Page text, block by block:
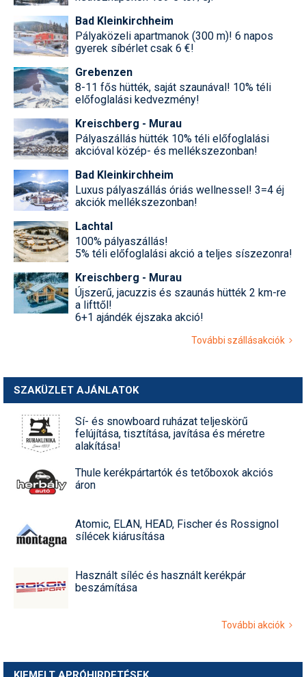
Bad Kleinkirchheim
Pályaközeli apartmanok (300 m)! 6 napos
gyerek síbérlet csak 6 €!
Grebenzen
8-11 fős hütték, saját szaunával! 10% téli
előfoglalási kedvezmény!
Kreischberg - Murau
Pályaszállás hütték 10% téli előfoglalási
akcióval közép- és mellékszezonban!
Bad Kleinkirchheim
Luxus pályaszállás óriás wellnessel! 3=4 éj
akciók mellékszezonban!
Lachtal
100% pályaszállás!
5% téli előfoglalási akció a teljes síszezonra!
Kreischberg - Murau
Újszerű, jacuzzis és szaunás hütték 2 km-re
a lifttől!
6+1 ajándék éjszaka akció!
További szállásakciók
SZAKÜZLET AJÁNLATOK
Sí- és snowboard ruházat teljeskörű
felújítása, tisztítása, javítása és méretre
alakítása!
Thule kerékpártartók és tetőboxok akciós
áron
Atomic, ELAN, HEAD, Fischer és Rossignol
sílécek kiárusítása
Használt síléc és használt kerékpár
beszámítása
További akciók